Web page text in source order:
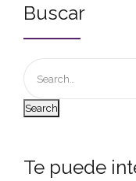
Buscar
Search
Te puede